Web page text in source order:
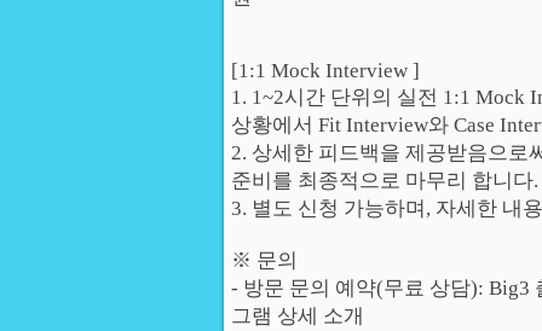
[1:1 Mock Interview ]
1. 1~2시간 단위의 실전 1:1 Mock
상황에서 Fit Interview와 Case
2. 상세한 피드백을 제공받음으로
준비를 최종적으로 마무리 합니다.
3. 별도 신청 가능하며, 자세한 내
※ 문의
- 방문 문의 예약(무료 상담): Big3
그램 상세 소개